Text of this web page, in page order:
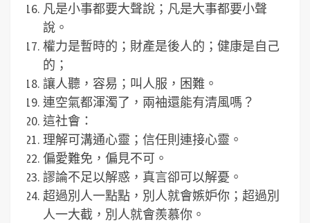
凡是小事都要大聲說；凡是大事都要小聲
說。
權力是暫時的；財產是後人的；健康是自己
的；
讓人聽，容易；叫人服，困難。
連空氣都渾濁了，兩袖還能有清風嗎？
這社會：
理解可溝通心靈；信任則連接心靈。
偏愛難免，偏見不可。
謬論不足以解惑，真言卻可以解憂。
超過別人一點點，別人就會嫉妒你；超過別
人一大截，別人就會羨慕你。